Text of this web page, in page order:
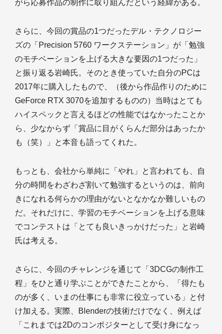
がら応募作品の制作に取り組んだという経緯がある。
さらに、今回の賞品の1つだったデル・テクノロジー
ズの「Precision 5760 ワークステーション」が「勉強
のモチベーションを上げる大きな要因の1つだった」
と振り返る岩崎氏。そのとき使っていた自分のPCは
2017年に購入したもので、（後から作品作りのために
GeForce RTX 3070を追加するものの）当時はとても
ハイスペックと言えるほどの性能ではなかったことか
ら、少なからず「賞品に目がくらんだ部分はあったか
も（笑）」と本音も語ってくれた。
もっとも、会社から単純に「やれ」と言われても、自
分の時間をわざわざ割いて勉強するというのは、前向
きになれる何らかの理由がないとなかなか難しいもの
だ。それだけに、学習のモチベーションを上げる意味
でコンテストは「とても良いきっかけだった」と岩崎
氏は考える。
さらに、今回のチャレンジを通じて「3DCGの制作工
程」をひと通り学ぶことができたことから、「得たも
のが多く、いまの仕事にも非常に役立っている」と付
け加える。実際、Blenderの技術だけでなく、例えば
「これまでは2Dのコンポジターとして受け身になっ